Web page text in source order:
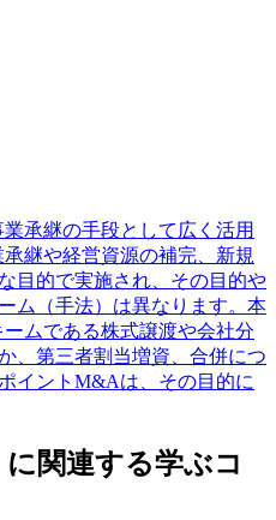
承継の手段として広く活用
継や経営資源の補完、新規
目的で実施され、その目的や
ム（手法）は異なります。本
ムである株式譲渡や会社分
、第三者割当増資、合併につ
イントM&Aは、その目的に
に関連する学ぶコ